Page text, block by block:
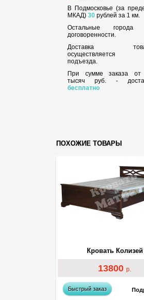
В Подмосковье (за
МКАД)30 рублей за 1 км.
Остальные города
договоренности.
Доставка
осуществляется
подъезда.
При сумме заказа
тысяч руб. -
бесплатно
ПОХОЖИЕ ТОВАРЫ
13800р.
Кровать Колизей
Быстрый заказ